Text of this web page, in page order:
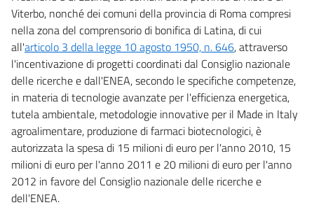
Viterbo, nonché dei comuni della provincia di Roma compresi
nella zona del comprensorio di bonifica di Latina, di cui
all'articolo 3 della legge 10 agosto 1950, n. 646, attraverso
l'incentivazione di progetti coordinati dal Consiglio nazionale
delle ricerche e dall'ENEA, secondo le specifiche competenze,
in materia di tecnologie avanzate per l'efficienza energetica,
tutela ambientale, metodologie innovative per il Made in Italy
agroalimentare, produzione di farmaci biotecnologici, è
autorizzata la spesa di 15 milioni di euro per l'anno 2010, 15
milioni di euro per l'anno 2011 e 20 milioni di euro per l'anno
2012 in favore del Consiglio nazionale delle ricerche e
dell'ENEA.